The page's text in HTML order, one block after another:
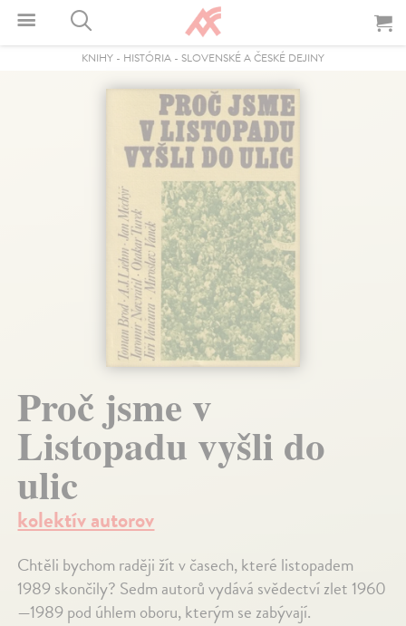
KNIHY - HISTÓRIA - SLOVENSKÉ A ČESKÉ DEJINY
Proč jsme v
Listopadu vyšli do
ulic
kolektív autorov
Chtěli bychom raději žít v časech, které listopadem
1989 skončily? Sedm autorů vydává svědectví zlet 1960
—1989 pod úhlem oboru, kterým se zabývají.